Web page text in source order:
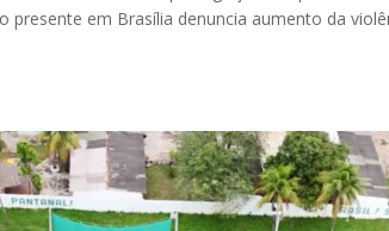
presente em Brasília denuncia aumento da